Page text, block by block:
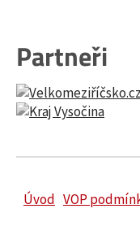
Partneři
Úvod VOP